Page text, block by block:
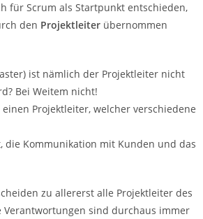
für Scrum als Startpunkt entschieden,
den Projektleiter übernommen
ist nämlich der Projektleiter nicht
Bei Weitem nicht!
Projektleiter, welcher verschiedene
die Kommunikation mit Kunden und das
zu allererst alle Projektleiter des
Verantwortungen sind durchaus immer